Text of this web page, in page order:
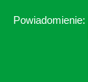
Powiadomienie: